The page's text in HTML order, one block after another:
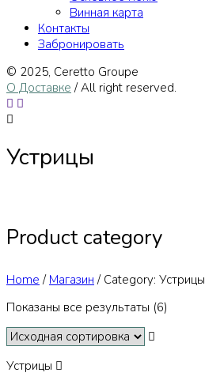
Винная карта
Контакты
Забронировать
© 2025, Сeretto Groupe
О Доставке / All right reserved.
Устрицы
Product category
Home / Магазин / Category: Устрицы
Показаны все результаты (6)
Устрицы